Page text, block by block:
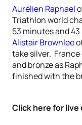
Aurélien Raphael
Triathlon world
53 minutes and
Alistair Brownlee
take silver.
and bronze as
finished with the
Click here for